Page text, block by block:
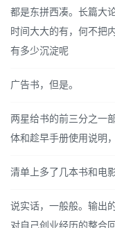
都是东拼西凑。长篇大
时间大大的有，何不把
有多少沉淀呢
广告书，但是。
两星给书的前三分之一
体和趁早手册使用说明
清单上多了几本书和电影
说实话，一般般。输出
对自己创业经历的整合